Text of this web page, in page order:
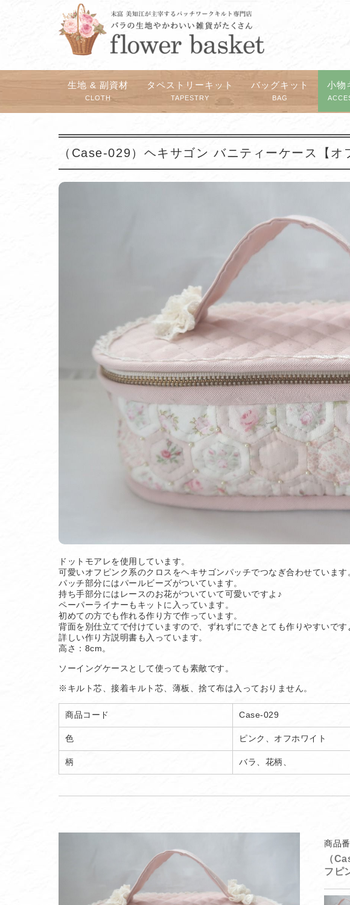
生地 & 副資材
CLOTH
タペストリーキット
TAPESTRY
バッグキット
BAG
小物
（Case-029）ヘキサゴン バニティーケース【オ
ドットモアレを使用しています。
可愛いオフピンク系のクロスをヘキサゴンパッチでつなぎ合わせています
パッチ部分にはパールビーズがついています。
持ち手部分にはレースのお花がついていて可愛いですよ♪
ペーパーライナーもキットに入っています。
初めての方でも作れる作り方で作っています。
背面を別仕立てで付けていますので、ずれずにできとても作りやすいです
詳しい作り方説明書も入っています。
高さ：8cm。
ソーイングケースとして使っても素敵です。
※キルト芯、接着キルト芯、薄板、捨て布は入っておりません。
商品コード Case-029
色 ピンク、オフホワイト
柄 バラ、花柄、
商品
（
フピ